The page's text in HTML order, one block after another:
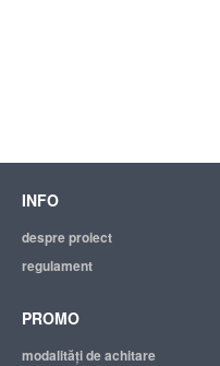
INFO
despre proiect
regulament
PROMO
modalităţi de achitare